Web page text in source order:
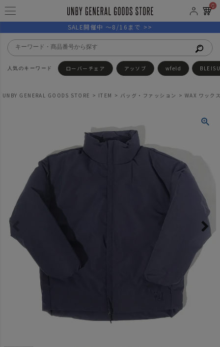
0
SALE開催中 ～8/16まで >>
ローバーチェア アッソブ wfeld
UNBY GENERAL GOODS STORE ITEM バッグ・ファッション WAX ワック